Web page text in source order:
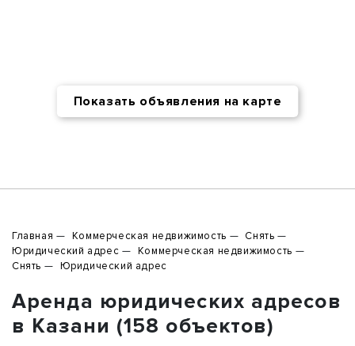
Показать объявления на карте
Главная Коммерческая недвижимость
Снять
Юридический адрес
Коммерческая недвижимость
Снять
Юридический адрес
Аренда юридических адресов
в Казани (158 объектов)